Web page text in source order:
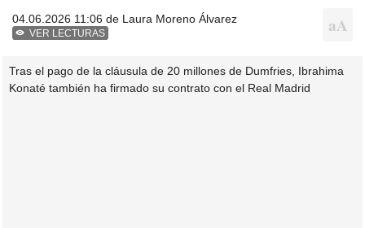
04.06.2026 11:06 de Laura Moreno Álvarez
VER LECTURAS
Tras el pago de la cláusula de 20 millones de Dumfries, Ibrahima
Konaté también ha firmado su contrato con el Real Madrid